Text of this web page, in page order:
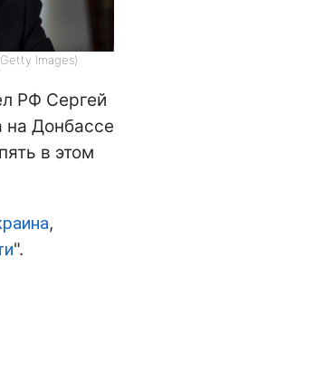
Images)
РФ Сергей
на Донбассе
в этом
,
".